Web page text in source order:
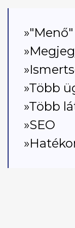
»Több
»Több
»SEO